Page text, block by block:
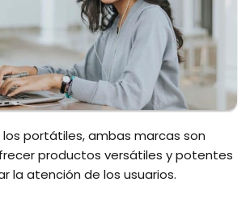
los portátiles, ambas marcas son
productos versátiles y potentes
la atención de los usuarios.